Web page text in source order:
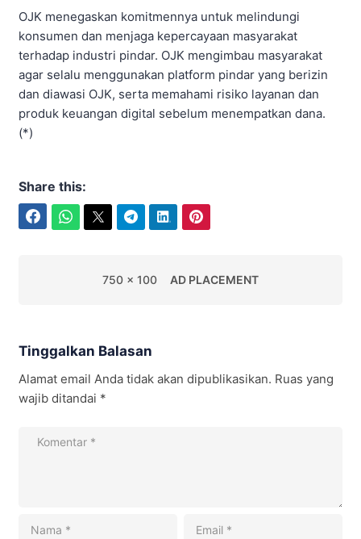
OJK menegaskan komitmennya untuk melindungi
konsumen dan menjaga kepercayaan masyarakat
terhadap industri pindar. OJK mengimbau masyarakat
agar selalu menggunakan platform pindar yang berizin
dan diawasi OJK, serta memahami risiko layanan dan
produk keuangan digital sebelum menempatkan dana.
(*)
Share this:
750 x 100 AD PLACEMENT
Tinggalkan Balasan
Alamat email Anda tidak akan dipublikasikan. Ruas yang
wajib ditandai *